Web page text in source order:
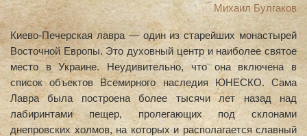
Михаил Булгаков
Киево-Печерская лавра — один из старейших монастырей
Восточной Европы. Это духовный центр и наиболее святое
место в Украине. Неудивительно, что она включена в
список объектов Всемирного наследия ЮНЕСКО. Сама
Лавра была построена более тысячи лет назад над
лабиринтами пещер, пролегающих под склонами
днепровских холмов, на которых и располагается славный